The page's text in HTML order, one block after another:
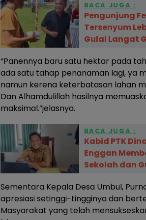
BACA JUGA :
Pengunjung
Tersenyum
Gulai Langat
“Panennya baru satu hektar pada
ada satu tahap penanaman lagi, ya
namun kerena keterbatasan lahan
Dan Alhamdulillah hasilnya
maksimal.”jelasnya.
BACA JUGA :
Kabid PTK
Enggan
Sekolah dan
Sementara Kepala Desa Umbul,
apresiasi setinggi-tingginya dan
Masyarakat yang telah